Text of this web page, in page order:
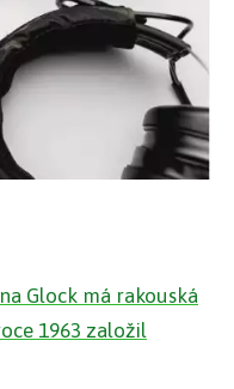
Glock má rakouská
1963 založil